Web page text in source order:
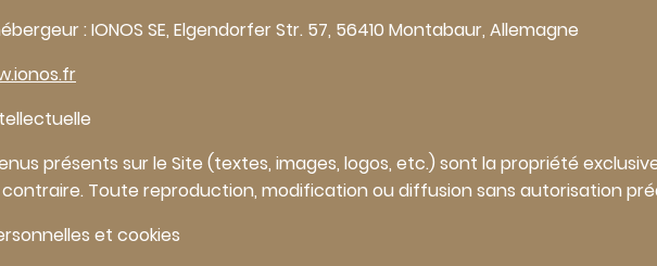
: IONOS SE, Elgendorfer Str. 57, 56410 Montabaur, Allemagne
présents sur le Site (textes, images, logos, etc.) sont la propriété
Toute reproduction, modification ou diffusion sans autorisation
et cookies